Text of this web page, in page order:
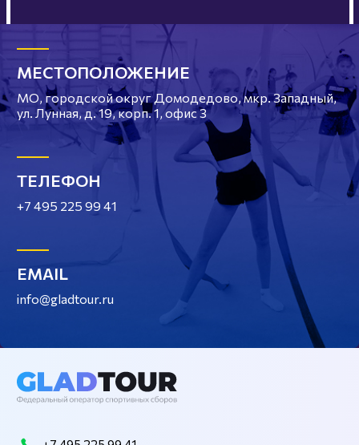
МЕСТОПОЛОЖЕНИЕ
МО, городской округ Домодедово, мкр. Западный,
ул. Лунная, д. 19, корп. 1, офис 3
ТЕЛЕФОН
+7 495 225 99 41
EMAIL
info@gladtour.ru